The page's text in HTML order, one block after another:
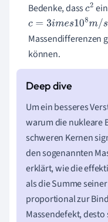
Bedenke, dassc2
c=3i mes108m/s
Massendifferenzen
können.
Um ein besseres
warum die nukleare
schweren Kernen
den sogenannten
erklärt, wie die
als die Summe
proportional zur
Massendefekt,